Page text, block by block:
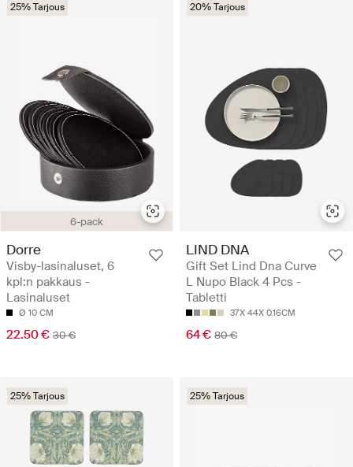
6-pack
25% Tarjous
Dorre
Visby-lasinaluset, 6
kpl:n pakkaus -
Lasinaluset
Ø 10 CM
22.50 € 30 €
20% Tarjous
LIND DNA
Gift Set Lind Dna Curve
L Nupo Black 4 Pcs -
Tabletti
37X 44X 0.16CM
64 € 80 €
25% Tarjous 25% Tarjous